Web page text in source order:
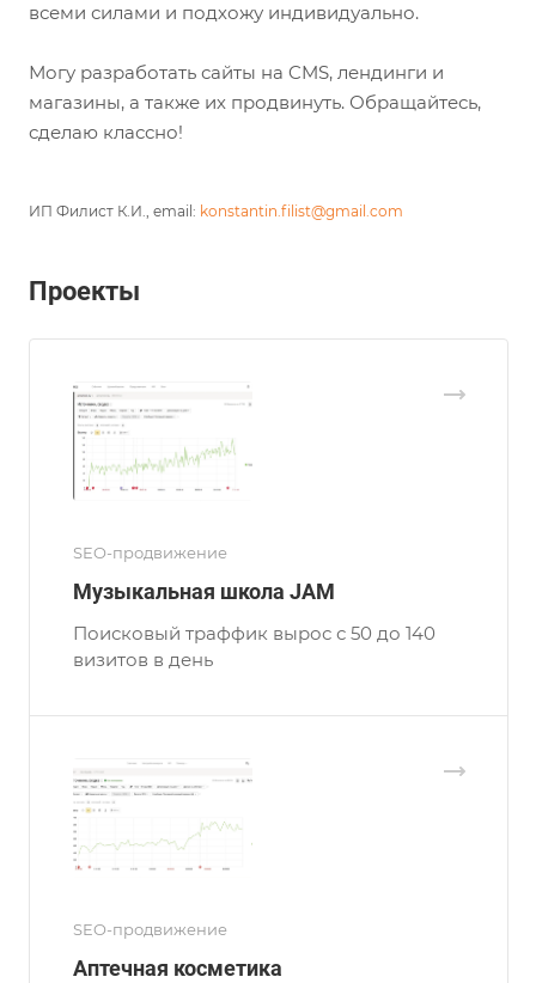
всеми силами и подхожу индивидуально.
Могу разработать сайты на CMS, лендинги и
магазины, а также их продвинуть. Обращайтесь,
сделаю классно!
ИП Филист К.И., email: konstantin.filist@gmail.com
Проекты
SEO-продвижение
Музыкальная школа JAM
Поисковый траффик вырос с 50 до 140
визитов в день
SEO-продвижение
Аптечная косметика